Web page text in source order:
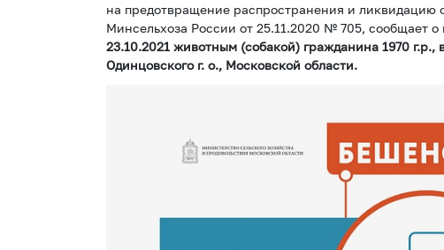
на предотвращение распространения и ликвидацию
Минсельхоза России от 25.11.2020 № 705, сообщает
23.10.2021 животным (собакой) гражданина 1970
Одинцовского г. о., Московской области.